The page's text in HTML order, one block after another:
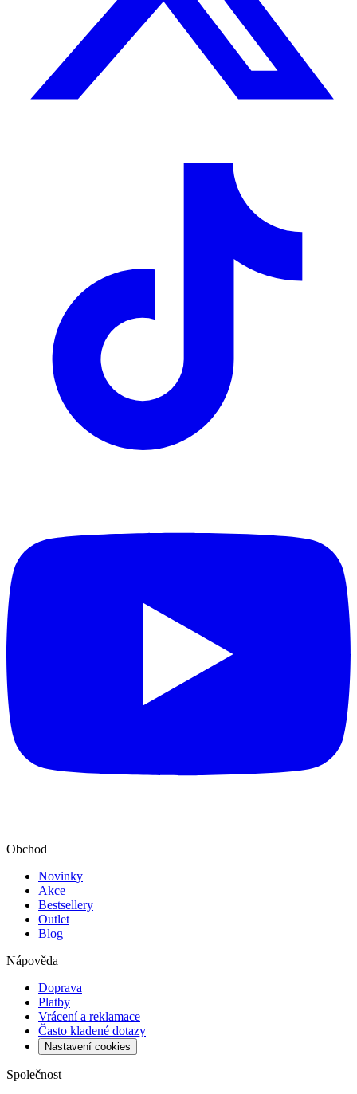
Obchod
Novinky
Akce
Bestsellery
Outlet
Blog
Nápověda
Doprava
Platby
Vrácení a reklamace
Často kladené dotazy
Nastavení cookies
Společnost